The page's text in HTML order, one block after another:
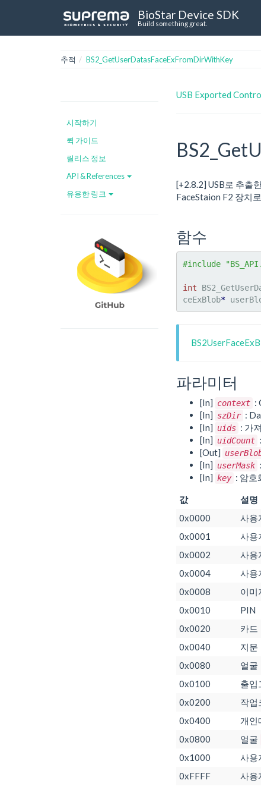
BioStar Device SDK
Build something great.
추적 BS2_GetUserDatasFaceExFromDirWithKey
시작하기
퀵 가이드
릴리스 정보
API & References
유용한 링크
USB Exported
[+2.8.2] USB로 추출
FaceStaion F2 장치
함수
#include
int
ceExBlob*
파라미터
[In] context :
[In] szDir :
[In] uids : 가
[In] uidCount
[Out]
[In] userMask
[In] key : 암호
값
설명
0x0000
사용
0x0001
사용
0x0002
사용
0x0004
사용
0x0008
이미
0x0010
PIN
0x0020
카드
0x0040
지문
0x0080
얼굴
0x0100
출입
0x0200
작업
0x0400
개인
0x0800
얼굴
0x1000 사용
0xFFFF 사용